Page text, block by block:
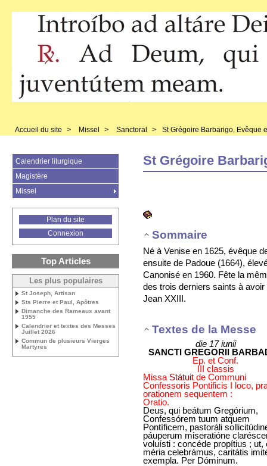
Accueil du site > Missel > Sanctoral > St Grégoire Barbarigo, Evêque
St Grégoire
Sommaire
Né à Venise en 1625, évêque
ensuite de Padoue (1664),
Canonisé en 1960. Fête la
des trois derniers saints à
Jean XXIII.
Textes de la Messe
die 17 iunii
SANCTI GREGORII
Ep. et Conf.
III classis
Missa Státuit de Communi
Confessoris Pontificis I loco,
orationem sequentem :
Oratio.
Deus, qui beátum Gregórium,
Confessórem tuum atquem
Pontíficem, pastoráli
páuperum miseratióne
voluísti : concéde propítius ; ut,
méria celebrámus, caritátis
exempla. Per Dóminum.
Calendrier liturgique
Magistère
Missel
Plan du site
Connexion
Top Articles
Les plus populaires
St Joseph, Artisan
Sts Pierre et Paul, Apôtres
Dimanche des Rameaux avant
1955
Calendrier et textes des Messes
Juillet 2026
Commun de plusieurs Vierges
Martyres